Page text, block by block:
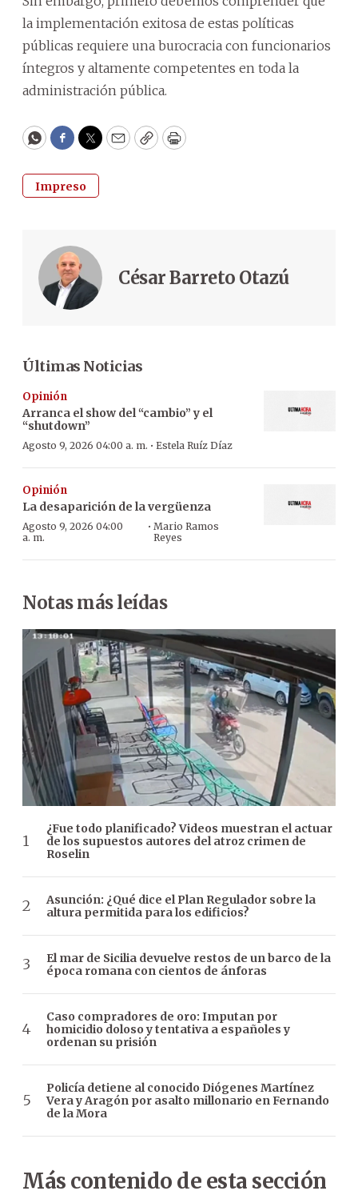
la implementación exitosa de estas políticas
públicas requiere una burocracia con funcionarios
íntegros y altamente competentes en toda la
administración pública.
WhatsApp
Facebook
Twitter
EmailCopyPrint
Impreso
César Barreto Otazú
Últimas Noticias
Opinión
Arranca el show del “cambio” y el
“shutdown”
Agosto 9, 2026 04:00 a. m. · Estela Ruíz Díaz
Opinión
La desaparición de la vergüenza
Agosto 9, 2026 04:00
a. m.
· Mario Ramos
Reyes
Notas más leídas
¿Fue todo planificado? Videos muestran el actuar
de los supuestos autores del atroz crimen de
Roselin
Asunción: ¿Qué dice el Plan Regulador sobre la
altura permitida para los edificios?
El mar de Sicilia devuelve restos de un barco de la
época romana con cientos de ánforas
Caso compradores de oro: Imputan por
homicidio doloso y tentativa a españoles y
ordenan su prisión
Policía detiene al conocido Diógenes Martínez
Vera y Aragón por asalto millonario en Fernando
de la Mora
Más contenido de esta sección